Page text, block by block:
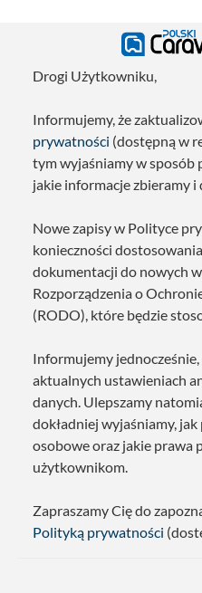
Drogi Użytkowniku,
Informujemy, że
prywatności (dostępną w
tym wyjaśniamy w sposób
jakie informacje zbieramy i
Nowe zapisy w Polityce
konieczności
dokumentacji do nowych
Rozporządzenia o
(RODO), które będzie
Informujemy
aktualnych ustawieniach
danych. Ulepszamy
dokładniej wyjaśniamy,
osobowe oraz jakie prawa
użytkownikom.
Zapraszamy Cię do
Polityką prywatności